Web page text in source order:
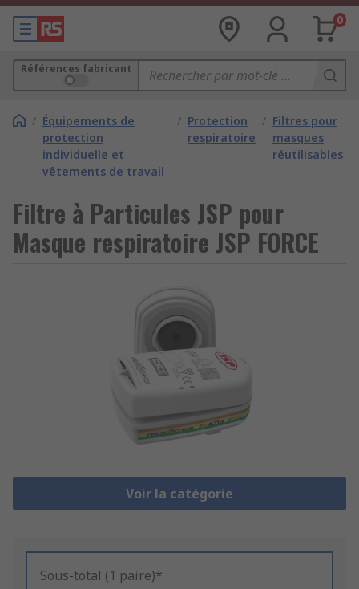
0
Références fabricant
/ Équipements de
protection
individuelle et
vêtements de travail
/ Protection
respiratoire
/ Filtres pour
masques
réutilisables
Filtre à Particules JSP pour
Masque respiratoire JSP FORCE
Voir la catégorie
Sous-total (1 paire)*